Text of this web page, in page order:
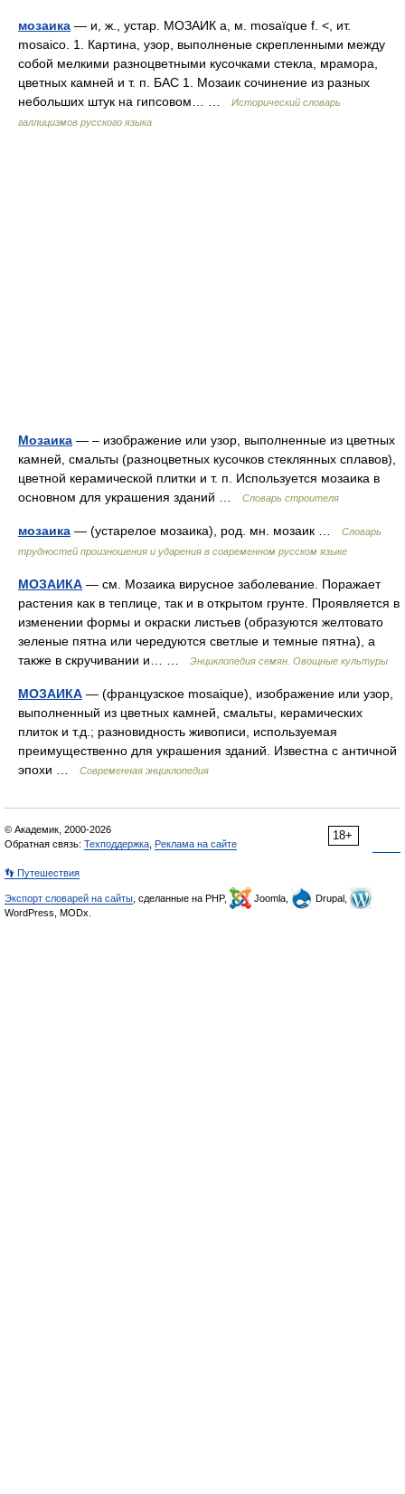
мозаика — и, ж., устар. МОЗАИК а, м. mosaïque f. <, ит.
mosaico. 1. Картина, узор, выполненые скрепленными между
собой мелкими разноцветными кусочками стекла, мрамора,
цветных камней и т. п. БАС 1. Мозаик сочинение из разных
небольших штук на гипсовом… …
Исторический словарь
галлицизмов русского языка
Мозаика — – изображение или узор, выполненные из цветных
камней, смальты (разноцветных кусочков стеклянных сплавов),
цветной керамической плитки и т. п. Используется мозаика в
основном для украшения зданий …
Словарь строителя
мозаика — (устарелое мозаика), род. мн. мозаик …
Словарь
трудностей произношения и ударения в современном русском языке
МОЗАИКА — см. Мозаика вирусное заболевание. Поражает
растения как в теплице, так и в открытом грунте. Проявляется в
изменении формы и окраски листьев (образуются желтовато
зеленые пятна или чередуются светлые и темные пятна), а
также в скручивании и… …
Энциклопедия семян. Овощные культуры
МОЗАИКА — (французское mosaique), изображение или узор,
выполненный из цветных камней, смальты, керамических
плиток и т.д.; разновидность живописи, используемая
преимущественно для украшения зданий. Известна с античной
эпохи …
Современная энциклопедия
18+
© Академик, 2000-2026
Обратная связь: Техподдержка Реклама на сайте
👣 Путешествия
Экспорт словарей на сайты , сделанные на PHP, Joomla,
Drupal,
WordPress, MODx.